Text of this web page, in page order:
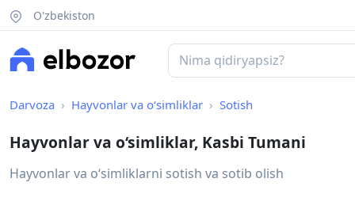
O'zbekiston
Darvoza Hayvonlar va o‘simliklar Sotish
Hayvonlar va o‘simliklar, Kasbi Tumani
Hayvonlar va oʻsimliklarni sotish va sotib olish